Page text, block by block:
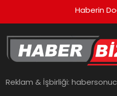
Haberin
Reklam & İşbirliği: